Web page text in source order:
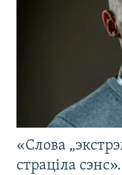
«Слова
страціла